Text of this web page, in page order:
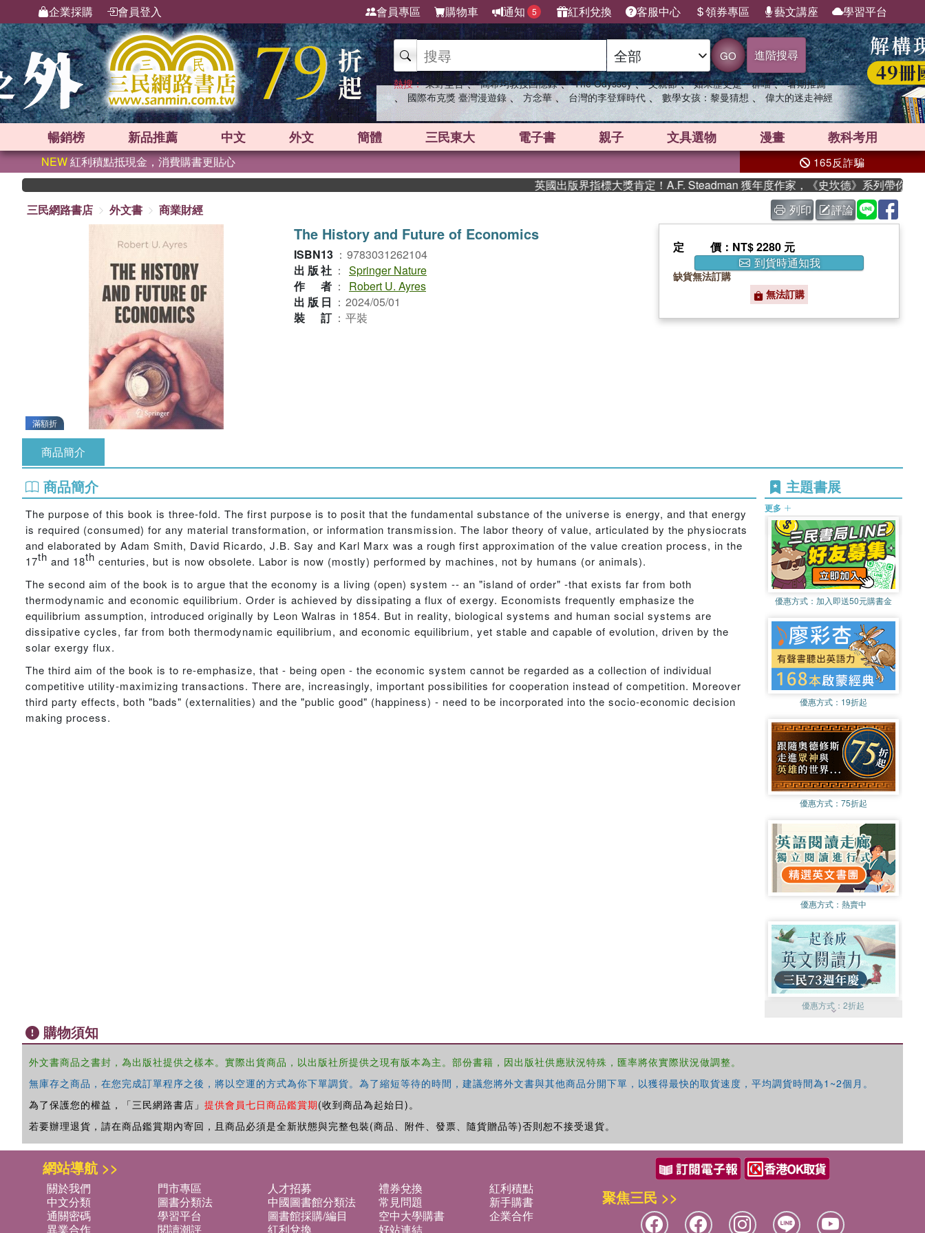
企業採購 會員登入 會員專區 購物車 通知 5 紅利兌換 客服中心 領券專區 藝文講座 學習平台
GO 進階搜尋
熱搜： 東野圭吾 、 高希均教授回憶錄 、 The Odyssey 、 父親節 、 如果歷史是一群喵 、 暑期推薦
、 國際布克獎 臺灣漫遊錄 、 方念華 、 台灣的李登輝時代 、 數學女孩：黎曼猜想 、 偉大的迷走神經
暢銷榜 新品推薦 中文 外文 簡體 三民東大 電子書 親子 文具選物 漫畫 教科考用
NEW紅利積點抵現金，消費購書更貼心 165反詐騙
英國出版界指標大獎肯定！A.F. Steadman 獲年度作家，《史坎德》系列帶你踏上熱
三民網路書店
外文書 商業財經 列印 評論
滿額折
The History and Future of Economics
ISBN13 ： 9783031262104
出版社 ： Springer Nature
作者 ：
Robert U. Ayres
出版日 ： 2024/05/01
裝訂 ： 平裝
定價 ：NT$ 2280 元
到貨時通知我
缺貨無法訂購
無法訂購
商品簡介
商品簡介
The purpose of this book is three-fold. The first purpose is to posit that the fundamental substance of the universe is energy, and that energy
is required (consumed) for any material transformation, or information transmission. The labor theory of value, articulated by the physiocrats
and elaborated by Adam Smith, David Ricardo, J.B. Say and Karl Marx was a rough first approximation of the value creation process, in the
17th and 18th centuries, but is now obsolete. Labor is now (mostly) performed by machines, not by humans (or animals).
The second aim of the book is to argue that the economy is a living (open) system -- an "island of order" -that exists far from both
thermodynamic and economic equilibrium. Order is achieved by dissipating a flux of exergy. Economists frequently emphasize the
equilibrium assumption, introduced originally by Leon Walras in 1854. But in reality, biological systems and human social systems are
dissipative cycles, far from both thermodynamic equilibrium, and economic equilibrium, yet stable and capable of evolution, driven by the
solar exergy flux.
The third aim of the book is to re-emphasize, that - being open - the economic system cannot be regarded as a collection of individual
competitive utility-maximizing transactions. There are, increasingly, important possibilities for cooperation instead of competition. Moreover
third party effects, both "bads" (externalities) and the "public good" (happiness) - need to be incorporated into the socio-economic decision
making process.
主題書展
更多
優惠方式： 加入即送50元購書金
優惠方式： 19折起
優惠方式： 75折起
優惠方式： 熱賣中
優惠方式：2折起
購物須知
外文書商品之書封，為出版社提供之樣本。實際出貨商品，以出版社所提供之現有版本為主。部份書籍，因出版社供應狀況特殊，匯率將依實際狀況做調整。
無庫存之商品，在您完成訂單程序之後，將以空運的方式為你下單調貨。為了縮短等待的時間，建議您將外文書與其他商品分開下單，以獲得最快的取貨速度，平均調貨時間為1~2個月。
為了保護您的權益，「三民網路書店」 提供會員七日商品鑑賞期(收到商品為起始日)。
若要辦理退貨，請在商品鑑賞期內寄回，且商品必須是全新狀態與完整包裝(商品、附件、發票、隨貨贈品等)否則恕不接受退貨。
網站導航 >>
關於我們 門市專區 人才招募 禮券兌換
紅利積點
中文分類
圖書分類法 中國圖書館分類法 常見問題
新手購書
通關密碼
學習平台 圖書館採購/編目 空中大學購書
企業合作
異業合作
閱讀潮評 紅利兌換 好站連結
聚焦三民 >>